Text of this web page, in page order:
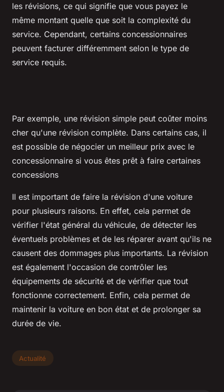
les révisions, ce qui signifie que vous payez le
même montant quelle que soit la complexité du
service. Cependant, certains concessionnaires
peuvent facturer différemment selon le type de
service requis.
Par exemple, une révision simple peut coûter moins
cher qu'une révision complète. Dans certains cas, il
est possible de négocier un meilleur prix avec le
concessionnaire si vous êtes prêt à faire certaines
concessions
Il est important de faire la révision d'une voiture
pour plusieurs raisons. En effet, cela permet de
vérifier l'état général du véhicule, de détecter les
éventuels problèmes et de les réparer avant qu'ils ne
causent des dommages plus importants. La révision
est également l'occasion de contrôler les
équipements de sécurité et de vérifier que tout
fonctionne correctement. Enfin, cela permet de
maintenir la voiture en bon état et de prolonger sa
durée de vie.
Actualité